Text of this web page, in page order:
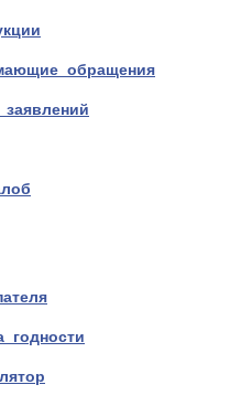
обращения
годности